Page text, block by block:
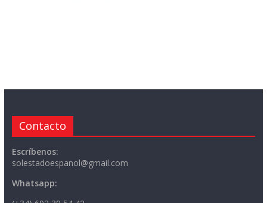
Contacto
Escríbenos:
solestadoespanol@gmail.com
Whatsapp: